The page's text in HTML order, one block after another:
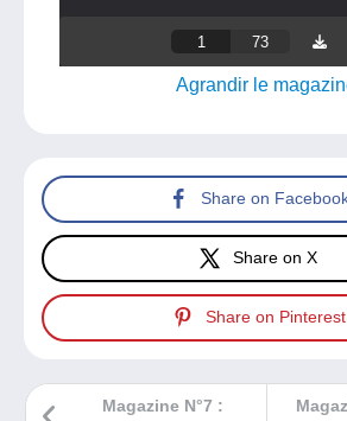
Agrandir le
Share on
Share on X
Share on Pinterest
Magazine N°7 :